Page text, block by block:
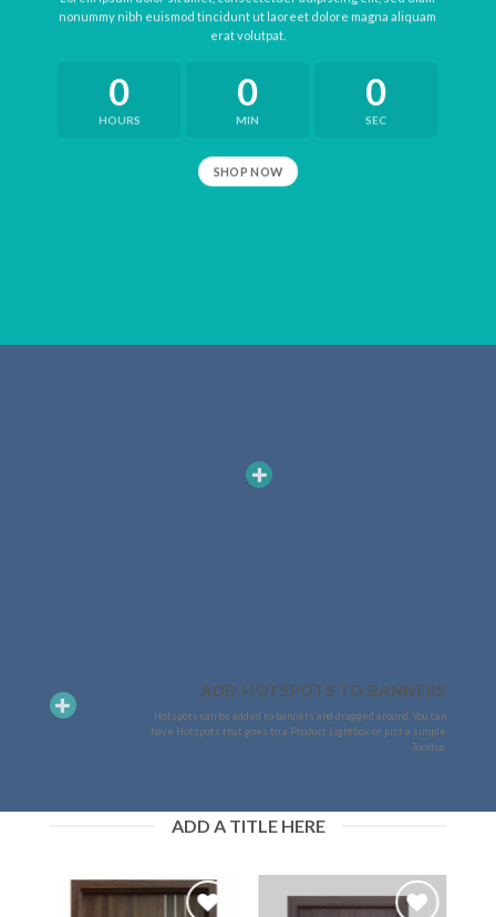
nonummy nibh euismod tincidunt ut laoreet dolore magna aliquam
erat volutpat.
0
HOURS
0
MIN
0
SEC
SHOP NOW
ADD HOTSPOTS TO BANNERS
Hotspots can be added to banners and dragged around. You can
have Hotspots that goes to a Product Lightbox or just a simple
Tooltip.
ADD A TITLE HERE